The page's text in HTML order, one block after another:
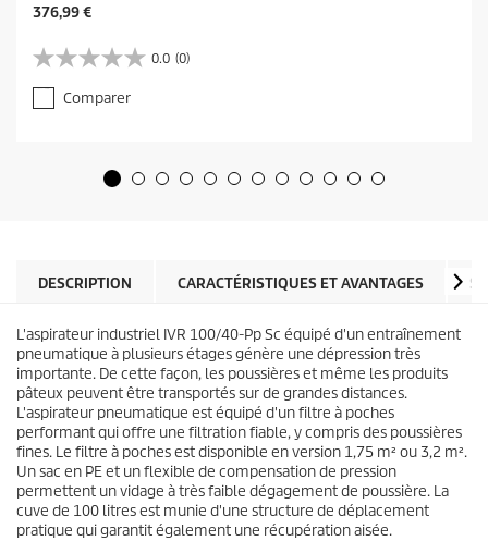
C
r
e
n
p
c
e
376,99 €
0.0 (0)
0
.
0
.
Comparer
DESCRIPTION CARACTÉRISTIQUES ET AVANTAGES
L'aspirateur industriel IVR 100/40-Pp Sc équipé d'un entraînement
pneumatique à plusieurs étages génère une dépression très
importante. De cette façon, les poussières et même les produits
pâteux peuvent être transportés sur de grandes distances.
L'aspirateur pneumatique est équipé d'un filtre à poches
performant qui offre une filtration fiable, y compris des poussières
fines. Le filtre à poches est disponible en version 1,75 m² ou 3,2 m².
Un sac en PE et un flexible de compensation de pression
permettent un vidage à très faible dégagement de poussière. La
cuve de 100 litres est munie d'une structure de déplacement
pratique qui garantit également une récupération aisée.